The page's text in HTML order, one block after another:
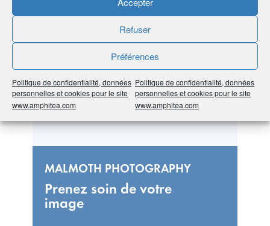
Refuser
Préférences
Politique de confidentialité, données
personnelles et cookies pour le site
www.amphitea.com
Politique de confidentialité, données
personnelles et cookies pour le site
www.amphitea.com
Communication, Événementiel
MALMOTH PHOTOGRAPHY
Prenez soin de votre
image